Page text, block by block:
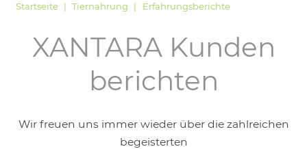
Startseite Tiernahrung Erfahrungsberichte
XANTARA Kunden
berichten
Wir freuen uns immer wieder über die zahlreichen
begeisterten